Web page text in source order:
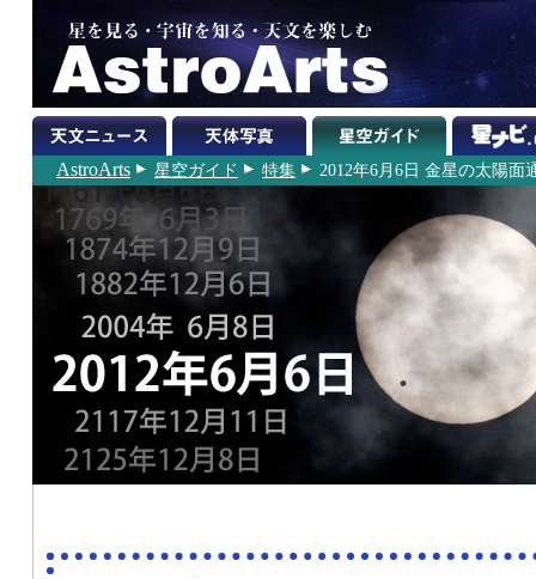
AstroArts 星空ガイド 特集 2012年6月6日 金星の太陽面